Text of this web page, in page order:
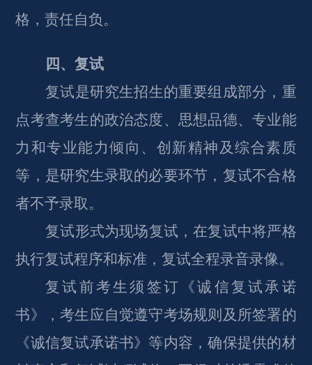
格，责任自负。
四、复试
复试是研究生招生的重要组成部分，重
点考查考生的政治态度、思想品德、专业能
力和专业能力倾向、创新精神及综合素质
等，是研究生录取的必要环节，复试不合格
者不予录取。
复试形式为现场复试，在复试中将严格
执行复试程序和标准，复试全程录音录像。
复试前考生须签订《诚信复试承诺
书》，考生应自觉遵守考场规则及所签署的
《诚信复试承诺书》等内容，确保提供的材